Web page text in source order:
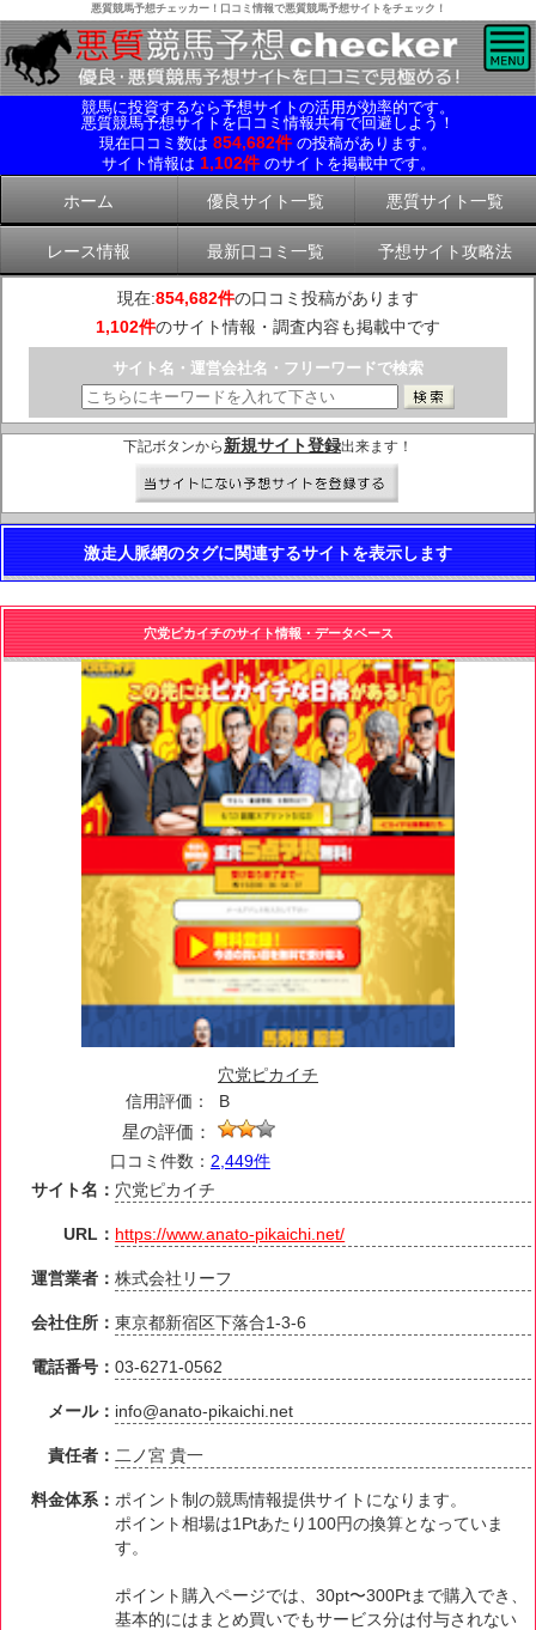
悪質競馬予想チェッカー！口コミ情報で悪質競馬予想サイトをチェック！
競馬に投資するなら予想サイトの活用が効率的です。
悪質競馬予想サイトを口コミ情報共有で回避しよう！
現在口コミ数は 854,682件 の投稿があります。
サイト情報は 1,102件 のサイトを掲載中です。
ホーム 優良サイト一覧 悪質サイト一覧
レース情報 最新口コミ一覧 予想サイト攻略法
現在:854,682件の口コミ投稿があります
1,102件のサイト情報・調査内容も掲載中です
サイト名・運営会社名・フリーワードで検索
下記ボタンから 新規サイト登録出来ます！
激走人脈網のタグに関連するサイトを表示します
穴党ピカイチのサイト情報・データベース
穴党ピカイチ
信用評価：
B
星の評価：
口コミ件数： 2,449件
サイト名： 穴党ピカイチ
URL： https://www.anato-pikaichi.net/
運営業者：株式会社リーフ
会社住所：東京都新宿区下落合1-3-6
電話番号：03-6271-0562
メール： info@anato-pikaichi.net
責任者： 二ノ宮 貴一
料金体系： ポイント制の競馬情報提供サイトになります。
ポイント相場は1Ptあたり100円の換算となっていま
す。
ポイント購入ページでは、30pt〜300Ptまで購入でき、
基本的にはまとめ買いでもサービス分は付与されない